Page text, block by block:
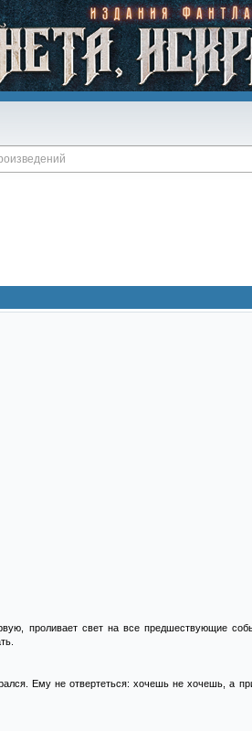
проливает свет на все предшествующие
Ему не отвертеться: хочешь не хочешь, а